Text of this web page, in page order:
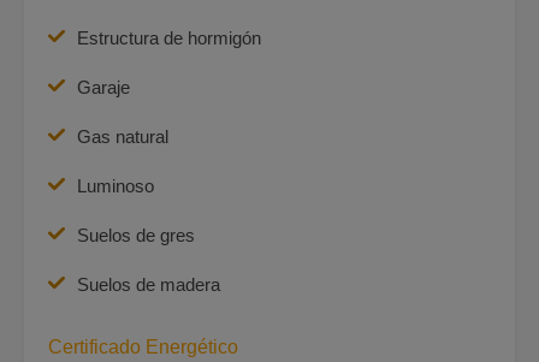
Estructura de hormigón
Garaje
Gas natural
Luminoso
Suelos de gres
Suelos de madera
Certificado Energético